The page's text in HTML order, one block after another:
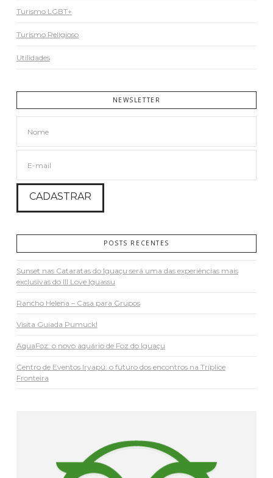
Turismo LGBT+
Turismo Religioso
Utilidades
NEWSLETTER
POSTS RECENTES
Sunset nas Cataratas do Iguaçu será uma das experiências mais
exclusivas do III Love Iguassu
Rancho Helena – Casa para Grupos
Visita Guiada Pumuckl
AquaFoz: o novo aquário de Foz do Iguaçu
Centro de Eventos Iryapú: o futuro dos encontros na Tríplice
Fronteira